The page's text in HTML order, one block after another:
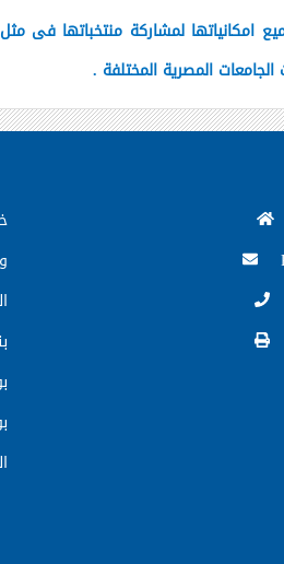
امكانياتها لمشاركة منتخباتها فى
المصرية المختلفة .